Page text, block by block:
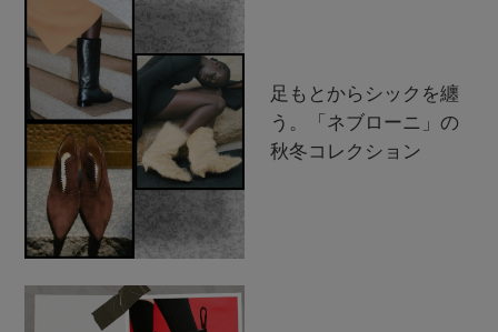
足もとからシックを纏
う。「ネブローニ」の
秋冬コレクション